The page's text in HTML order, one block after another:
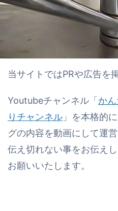
当サイトではPRや広告を
Youtubeチャンネル「 か
りチャンネル 」を本格的
グの内容を動画にして運
伝え切れない事をお伝え
お願いいたします。